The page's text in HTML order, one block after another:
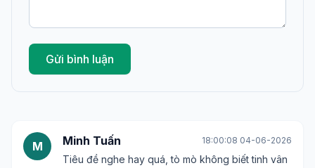
Gửi bình luận
M Minh Tuấn 18:00:08 04-06-2026
Tiêu đề nghe hay quá, tò mò không biết tinh vân